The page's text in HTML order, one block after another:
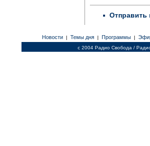
Отправить
Новости | Темы дня | Программы |
c 2004 Радио Свобода /